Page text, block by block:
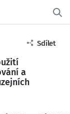
Sdílet
a